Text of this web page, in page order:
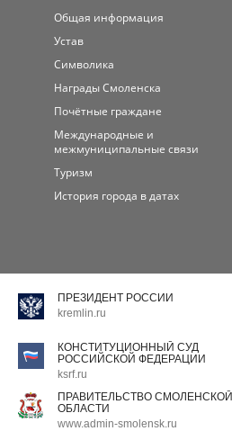
Общая информация
Устав
Символика
Награды Смоленска
Почётные граждане
Международные и
межмуниципальные связи
Туризм
История города в датах
ПРЕЗИДЕНТ РОССИИ
kremlin.ru
КОНСТИТУЦИОННЫЙ СУД
РОССИЙСКОЙ ФЕДЕРАЦИИ
ksrf.ru
ПРАВИТЕЛЬСТВО СМОЛЕНСКОЙ
ОБЛАСТИ
www.admin-smolensk.ru